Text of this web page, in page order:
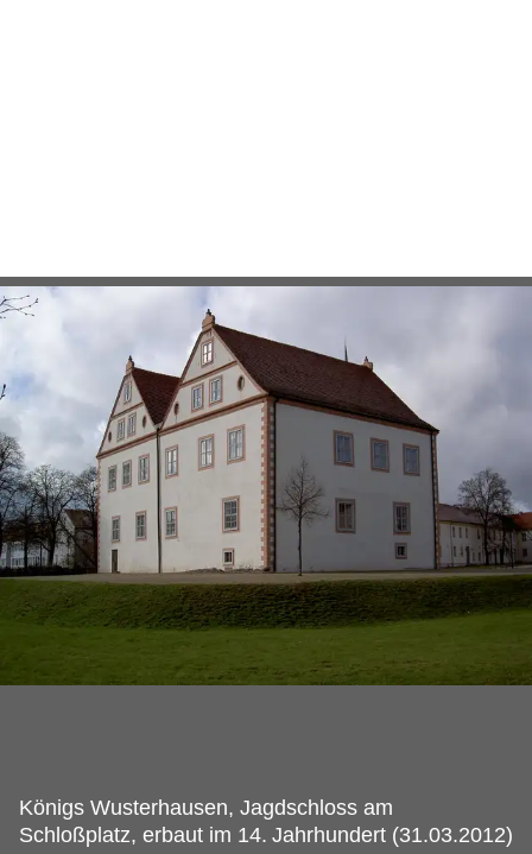
Königs Wusterhausen, Jagdschloss am
Schloßplatz, erbaut im 14. Jahrhundert (31.03.2012)